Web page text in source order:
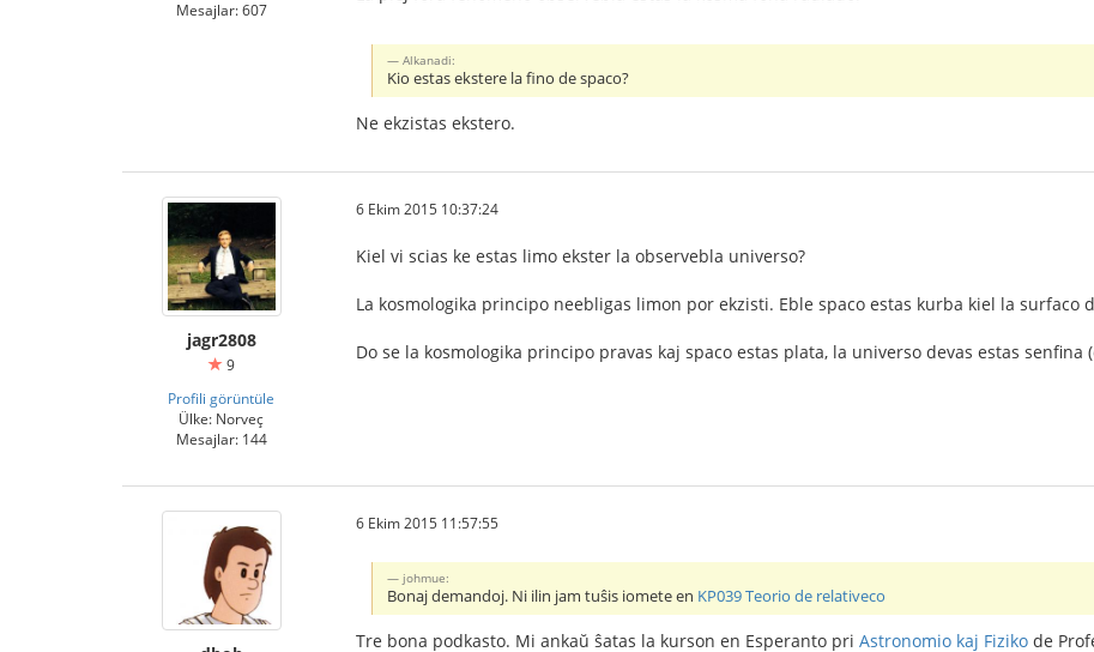
Mesajlar: 607
Alkanadi:
Kio estas ekstere la fino de spaco?
Ne ekzistas ekstero.
jagr2808
9
Profili görüntüle
Ülke: Norveç
Mesajlar: 144
6 Ekim 2015 10:37:24
Kiel vi scias ke estas limo ekster la observebla universo?
La kosmologika principo neebligas limon por ekzisti. Eble spaco estas kurba kiel la surfaco
Do se la kosmologika principo pravas kaj spaco estas plata, la universo devas estas senfina
6 Ekim 2015 11:57:55
johmue:
Bonaj demandoj. Ni ilin jam tuŝis iomete en KP039 Teorio de relativeco
Tre bona podkasto. Mi ankaŭ ŝatas la kurson en Esperanto pri Astronomio kaj Fiziko de